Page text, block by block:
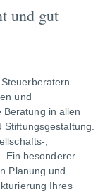
und gut
und
in allen
,
Ein besonderer
Planung und
Ihres